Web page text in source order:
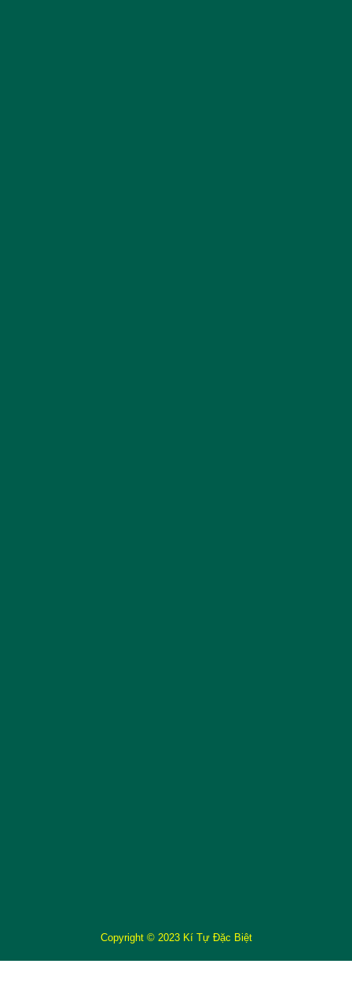
Copyright © 2023 Kí Tự Đặc Biệt